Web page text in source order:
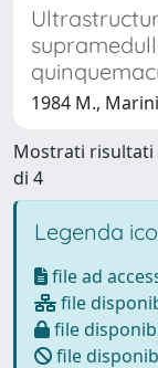
1984 M.,
Mostrati risultati
di 4
Legenda
file ad
file
file
file